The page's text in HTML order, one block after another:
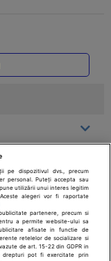
pe dispozitivul dvs., precum
personal. Puteți accepta sau
utilizării unui interes legitim
alegeri vor fi raportate
partenere, precum si
a permite website-ului sa
afisate in functie de
retelelor de socializare si
de art. 15-22 din GDPR in
drepturi pot fi exercitate prin